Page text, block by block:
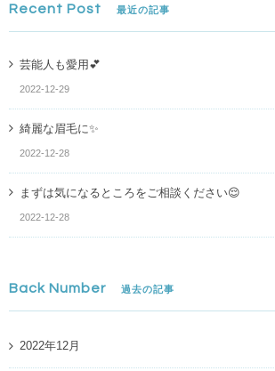
Recent Post 最近の記事
芸能人も愛用💕
2022-12-29
綺麗な眉毛に✨
2022-12-28
まずは気になるところをご相談ください😌
2022-12-28
Back Number 過去の記事
2022年12月